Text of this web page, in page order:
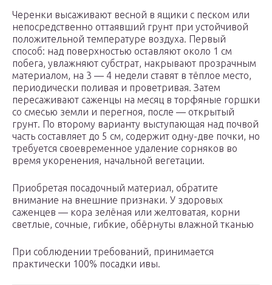
Черенки высаживают весной в ящики с песком или
непосредственно оттаявший грунт при устойчивой
положительной температуре воздуха. Первый
способ: над поверхностью оставляют около 1 см
побега, увлажняют субстрат, накрывают прозрачным
материалом, на 3 — 4 недели ставят в тёплое место,
периодически поливая и проветривая. Затем
пересаживают саженцы на месяц в торфяные горшки
со смесью земли и перегноя, после — открытый
грунт. По второму варианту выступающая над почвой
часть составляет до 5 см, содержит одну-две почки, но
требуется своевременное удаление сорняков во
время укоренения, начальной вегетации.
Приобретая посадочный материал, обратите
внимание на внешние признаки. У здоровых
саженцев — кора зелёная или желтоватая, корни
светлые, сочные, гибкие, обёрнуты влажной тканью
При соблюдении требований, принимается
практически 100% посадки ивы.